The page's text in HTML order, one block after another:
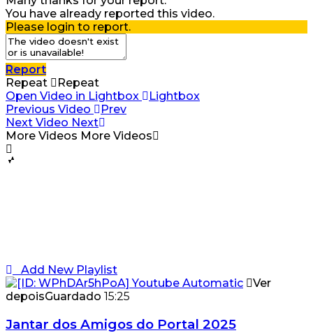
You have already reported this video.
Please login to report.
Report
Repeat
Repeat
Open Video in Lightbox
Lightbox
Previous Video
Prev
Next Video Next
More Videos More Videos
Add New Playlist
Ver
depoisGuardado 15:25
Jantar dos Amigos do Portal 2025